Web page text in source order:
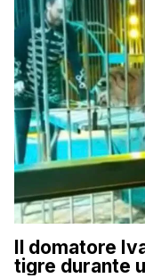
Il domatore
tigre durante